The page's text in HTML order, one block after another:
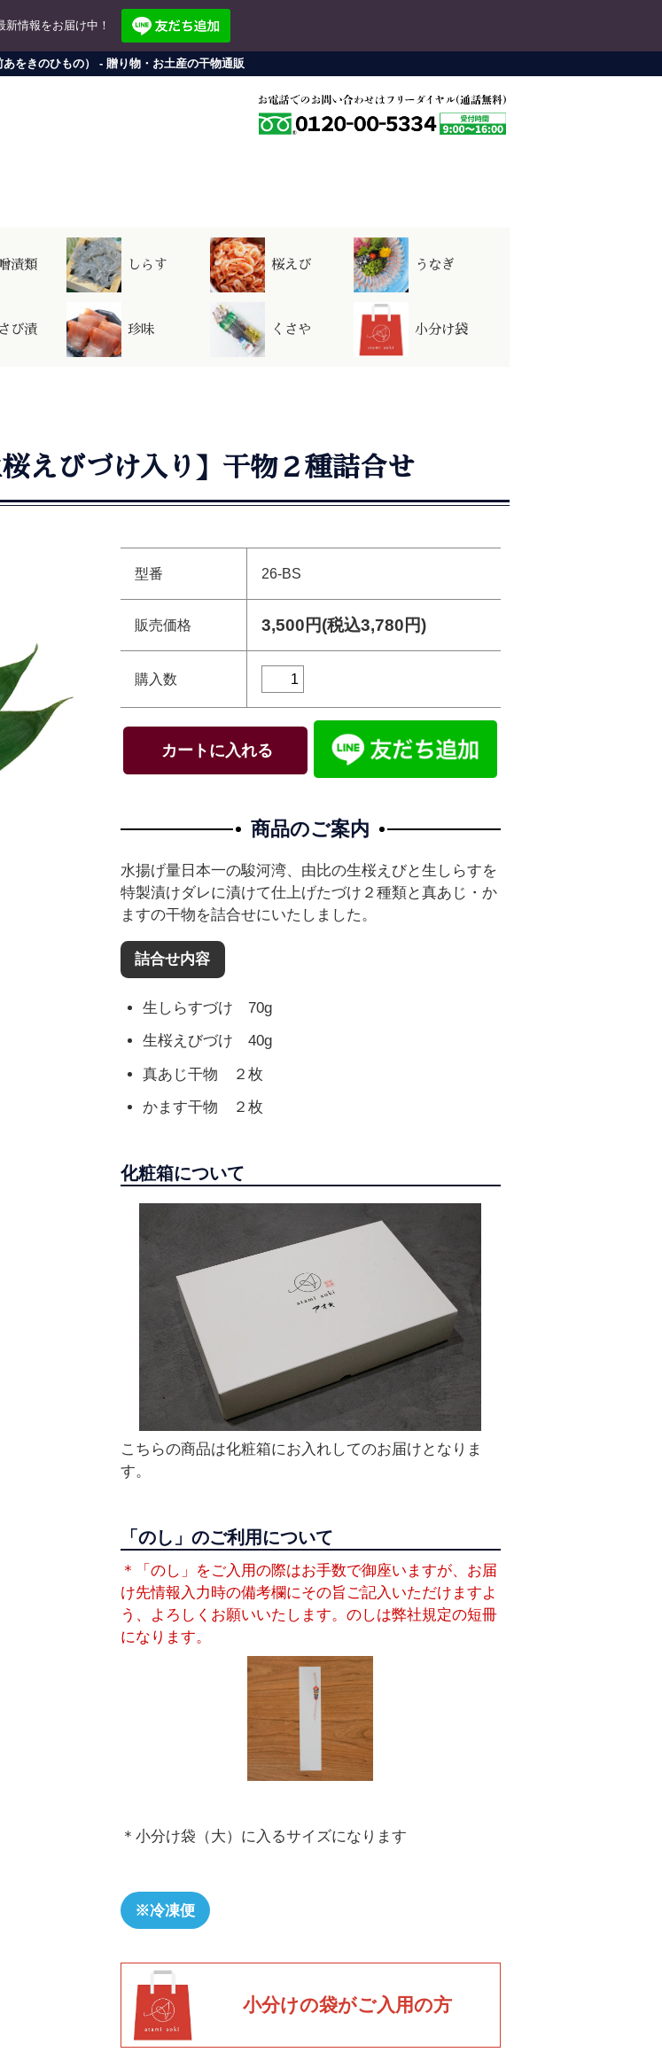
情報をお届け中！
をきのひもの） - 贈り物・お土産の干物通販
送方法・送料について ショップについて 株式会社アオキ産業
会員ログイン
新規会員登録は
漬類 しらす 桜えび うなぎ
び漬 珍味 くさや 小分け袋
えびづけ入り】干物２種詰合せ
型番 26-BS
販売価格 3,500円(税込3,780円)
購入数
商品のご案内
水揚げ量日本一の駿河湾、由比の生桜えびと生しらすを
特製漬けダレに漬けて仕上げたづけ２種類と真あじ・か
ますの干物を詰合せにいたしました。
詰合せ内容
生しらすづけ 70g
生桜えびづけ 40g
真あじ干物 ２枚
かます干物 ２枚
化粧箱について
こちらの商品は化粧箱にお入れしてのお届けとなりま
す。
「のし」のご利用について
＊「のし」をご入用の際はお手数で御座いますが、お届
け先情報入力時の備考欄にその旨ご記入いただけますよ
う、よろしくお願いいたします。のしは弊社規定の短冊
になります。
＊小分け袋（大）に入るサイズになります
※冷凍便
小分けの袋がご入用の方